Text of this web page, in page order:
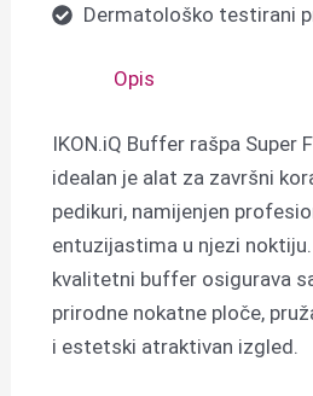
Dermatološko testirani
Opis
IKON.iQ Buffer rašpa Super
idealan je alat za završni
pedikuri, namijenjen
entuzijastima u njezi
kvalitetni buffer osigurava
prirodne nokatne ploče,
i estetski atraktivan izgled.